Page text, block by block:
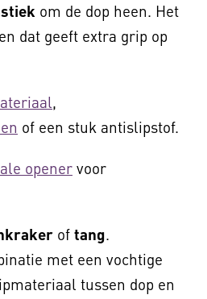
om de dop heen. Het
dat geeft extra grip op
,
of een stuk antislipstof.
openervoor
of tang.
met een vochtige
tussen dop en